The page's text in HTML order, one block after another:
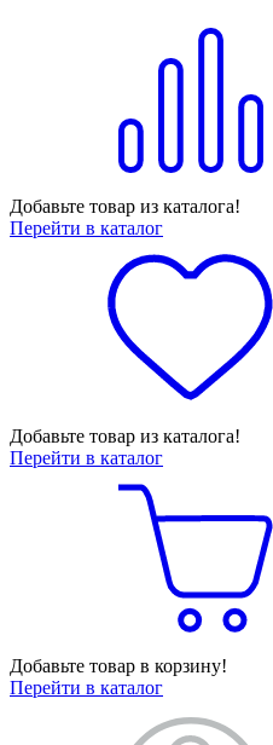
Добавьте товар из каталога!
Перейти в каталог
Добавьте товар из каталога!
Перейти в каталог
Добавьте товар в корзину!
Перейти в каталог